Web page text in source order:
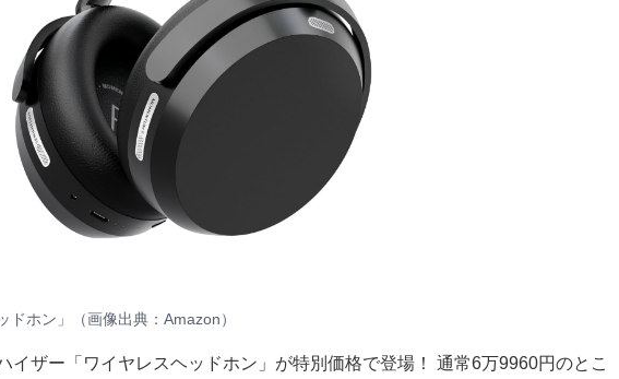
ホン」（画像出典：Amazon）
イザー「ワイヤレスヘッドホン」が特別価格で登場！ 通常6万9960円のとこ